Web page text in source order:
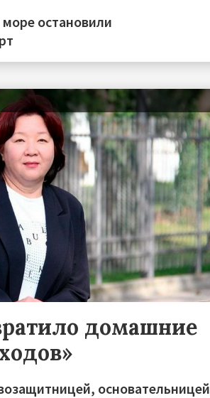
остановили
домашние
основательницей